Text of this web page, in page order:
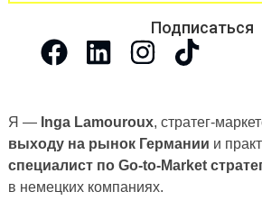
Подписаться
Я — Inga Lamouroux, стратег-
выходу на рынок Германии и
специалист по Go-to-Market
в немецких компаниях.